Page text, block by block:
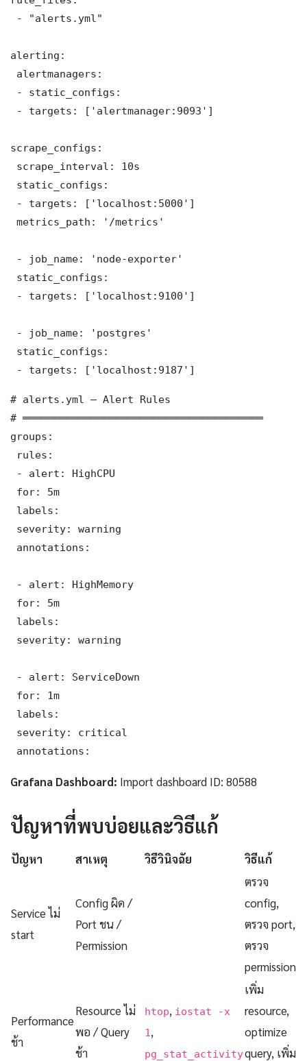
- "alerts.yml"
alerting:
alertmanagers:
- static_configs:
- targets: ['alertmanager:9093']
scrape_configs:
scrape_interval: 10s
static_configs:
- targets: ['localhost:5000']
metrics_path: '/metrics'
- job_name: 'node-exporter'
static_configs:
- targets: ['localhost:9100']
- job_name: 'postgres'
static_configs:
- targets: ['localhost:9187']
# alerts.yml — Alert Rules
# ═══════════════════════════════════════
groups:
rules:
- alert: HighCPU
for: 5m
labels:
severity: warning
annotations:
- alert: HighMemory
for: 5m
labels:
severity: warning
- alert: ServiceDown
for: 1m
labels:
severity: critical
annotations:
Grafana Dashboard: Import dashboard ID: 80588
ปัญหาที่พบบ่อยและวิธีแก้
ปัญหา สาเหตุ วิธีวินิจฉัย วิธีแก้
Service ไม่
start
Config ผิด /
Port ชน /
Permission
ตรวจ
config,
ตรวจ port,
ตรวจ
permission
Performance
ช้า
Resource ไม่
พอ / Query
ช้า
htop, iostat -x
1 ,
pg_stat_activity
เพิ่ม
resource,
optimize
query, เพิ่ม